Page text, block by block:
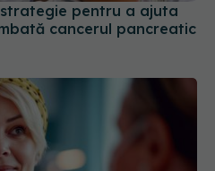
pentru a ajuta
cancerul pancreatic